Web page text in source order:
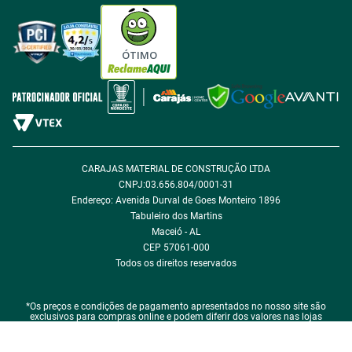
Política de Privacidade
Política de Cookie
Política de Desconto
Fale com encarregado de dados
ÓTIMO
CARAJAS MATERIAL DE CONSTRUÇÃO LTDA
CNPJ:03.656.804/0001-31
Endereço: Avenida Durval de Goes Monteiro 1896
Tabuleiro dos Martins
Maceió - AL
CEP 57061-000
Todos os direitos reservados
*Os preços e condições de pagamento apresentados no nosso site são
exclusivos para compras online e podem diferir dos valores nas lojas